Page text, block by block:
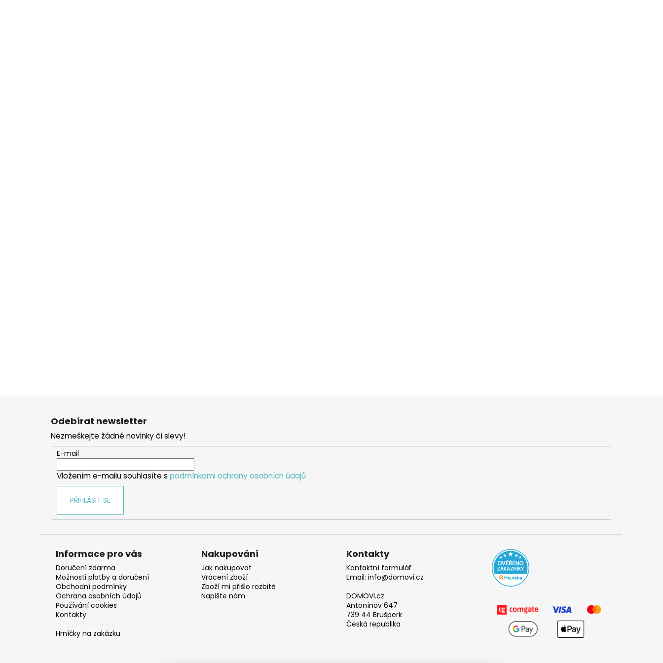
Z
Odebírat newsletter
Nezmeškejte žádné novinky či slevy!
E-mail
Vložením e-mailu souhlasíte s podmínkami ochrany osobních údajů
PŘIHLÁSIT SE
Informace pro vás
Doručení zdarma
Možnosti platby a doručení
Obchodní podmínky
Ochrana osobních údajů
Používání cookies
Kontakty
Hrníčky na zakázku
Nakupování
Jak nakupovat
Vrácení zboží
Zboží mi přišlo rozbité
Napište nám
Kontakty
Kontaktní formulář
Email: info@domovi.cz
DOMOVI.cz
Antonínov 647
739 44 Brušperk
Česká republika